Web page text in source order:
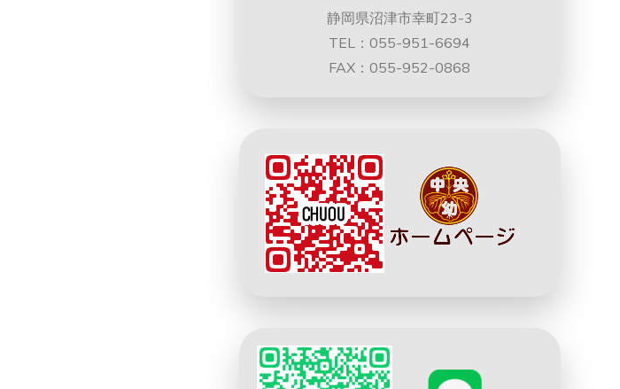
静岡県沼津市幸町23-3
TEL：055-951-6694
FAX：055-952-0868